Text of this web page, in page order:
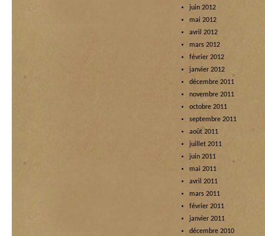
juin 2012
mai 2012
avril 2012
mars 2012
février 2012
janvier 2012
décembre 2011
novembre 2011
octobre 2011
septembre 2011
août 2011
juillet 2011
juin 2011
mai 2011
avril 2011
mars 2011
février 2011
janvier 2011
décembre 2010